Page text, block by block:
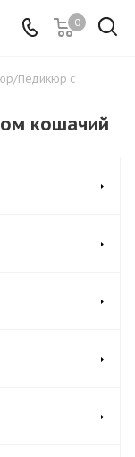
0
Педикюр с
кошачий